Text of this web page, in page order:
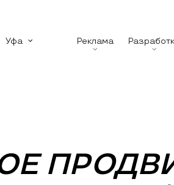
Уфа Реклама